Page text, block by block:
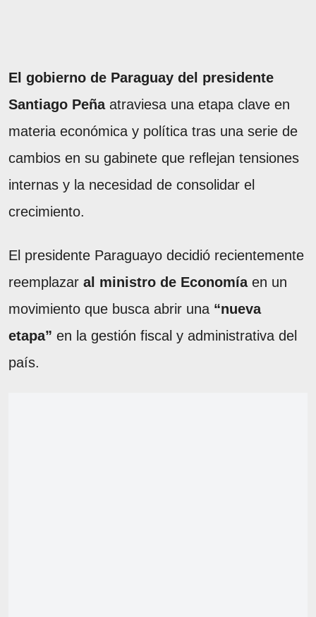
El gobierno de Paraguay del presidente
Santiago Peñaatraviesa una etapa clave en
materia económica y política tras una serie de
cambios en su gabinete que reflejan tensiones
internas y la necesidad de consolidar el
crecimiento.
El presidente Paraguayo decidió recientemente
reemplazar al ministro de Economíaen un
movimiento que busca abrir una “nueva
etapa” en la gestión fiscal y administrativa del
país.